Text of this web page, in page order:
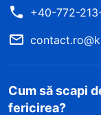
+40-772-
Cum să scapi
fericirea?